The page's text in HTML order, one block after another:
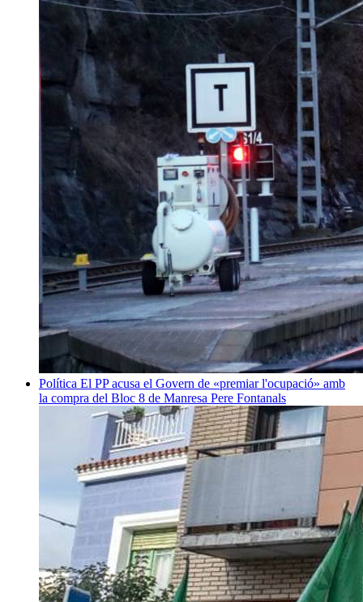
Política El PP acusa el Govern de «premiar l'ocupació» amb
la compra del Bloc 8 de Manresa Pere Fontanals